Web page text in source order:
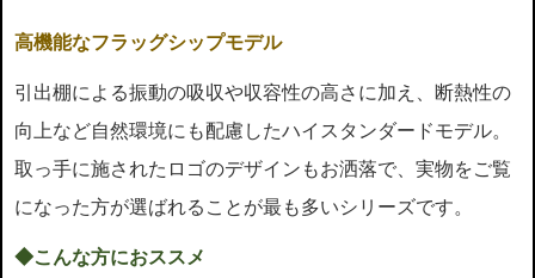
高機能なフラッグシップモデル
引出棚による振動の吸収や収容性の高さに加え、断熱性の
向上など自然環境にも配慮したハイスタンダードモデル。
取っ手に施されたロゴのデザインもお洒落で、実物をご覧
になった方が選ばれることが最も多いシリーズです。
◆こんな方におススメ